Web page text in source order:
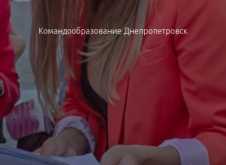
Командообразование Днепропетровск